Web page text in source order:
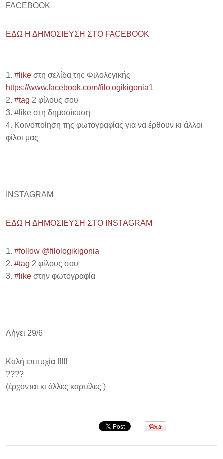
FACEBOOK
ΕΔΩ Η ΔΗΜΟΣΙΕΥΣΗ ΣΤΟ FACEBOOK
1. # like στη σελίδα της Φιλολογικής
https://www.facebook.com/filologikigonia1
2. #tag 2 φίλους σου
3. #like στη δημοσίευση
4. Κοινοποίηση της φωτογραφίας για να έρθουν κι άλλοι
φίλοι μας
INSTAGRAM
EΔΩ Η ΔΗΜΟΣΙΕΥΣΗ ΣΤΟ INSTAGRAM
1. #follow @filologikigonia
2. #tag 2 φίλους σου
3. #like στην φωτογραφία
Λήγει 29/6
Καλή επιτυχία !!!!!
?‍??‍?
(έρχονται κι άλλες καρτέλες )